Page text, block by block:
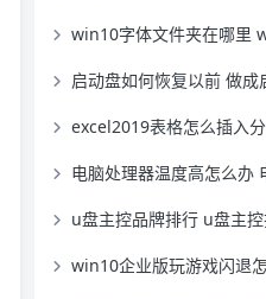
win10字体文件夹在哪里
启动盘如何恢复以前 做成
excel2019表格怎么插入分
电脑处理器温度高怎么办 电脑
u盘主控品牌排行 u盘主控
win10企业版玩游戏闪退怎么办